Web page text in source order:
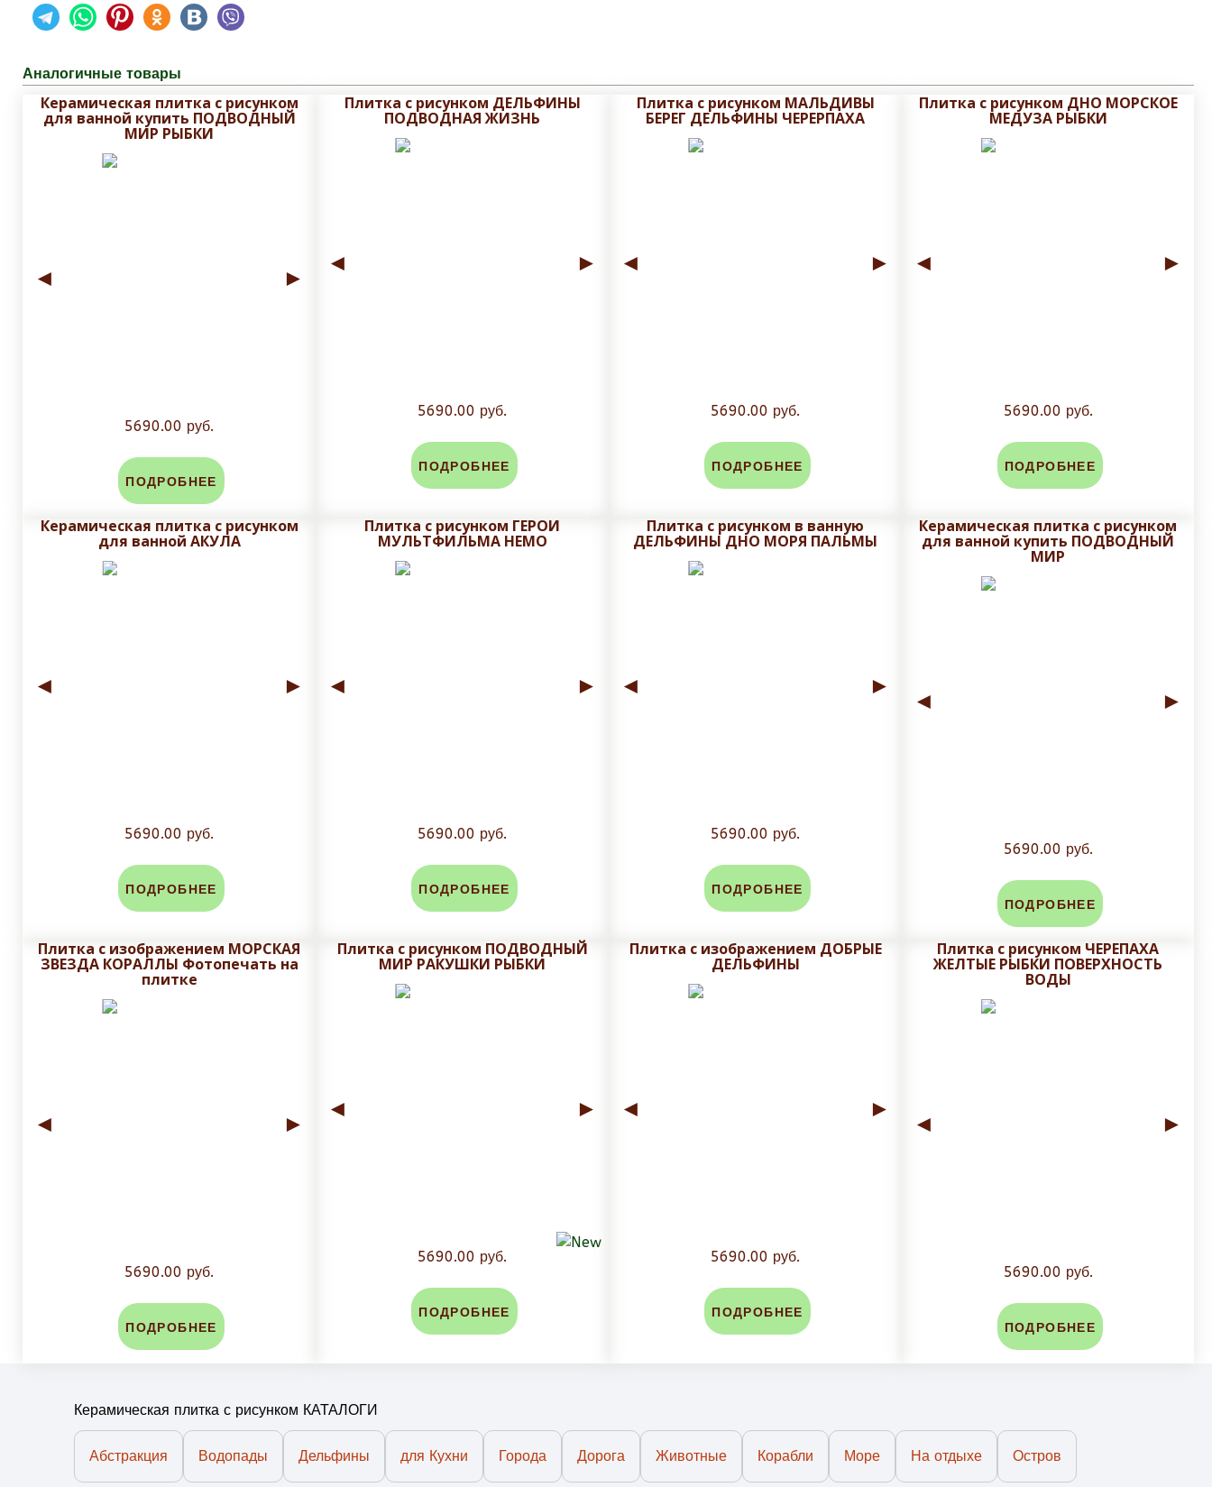
Аналогичные товары
Керамическая плитка с рисунком
для ванной купить ПОДВОДНЫЙ
МИР РЫБКИ
◄ ►
5690.00 руб.
ПОДРОБНЕЕ
Плитка с рисунком ДЕЛЬФИНЫ
ПОДВОДНАЯ ЖИЗНЬ
◄ ►
5690.00 руб.
ПОДРОБНЕЕ
Плитка с рисунком МАЛЬДИВЫ
БЕРЕГ ДЕЛЬФИНЫ ЧЕРЕРПАХА
◄ ►
5690.00 руб.
ПОДРОБНЕЕ
Плитка с рисунком ДНО МОРСКОЕ
МЕДУЗА РЫБКИ
◄ ►
5690.00 руб.
ПОДРОБНЕЕ
Керамическая плитка с рисунком
для ванной АКУЛА
◄ ►
5690.00 руб.
ПОДРОБНЕЕ
Плитка с рисунком ГЕРОИ
МУЛЬТФИЛЬМА НЕМО
◄ ►
5690.00 руб.
ПОДРОБНЕЕ
Плитка с рисунком в ванную
ДЕЛЬФИНЫ ДНО МОРЯ ПАЛЬМЫ
◄ ►
5690.00 руб.
ПОДРОБНЕЕ
Керамическая плитка с рисунком
для ванной купить ПОДВОДНЫЙ
МИР
◄ ►
5690.00 руб.
ПОДРОБНЕЕ
Плитка с изображением МОРСКАЯ
ЗВЕЗДА КОРАЛЛЫ Фотопечать на
плитке
◄ ►
5690.00 руб.
ПОДРОБНЕЕ
Плитка с рисунком ПОДВОДНЫЙ
МИР РАКУШКИ РЫБКИ
◄ ►
5690.00 руб.
ПОДРОБНЕЕ
Плитка с изображением ДОБРЫЕ
ДЕЛЬФИНЫ
◄ ►
5690.00 руб.
ПОДРОБНЕЕ
Плитка с рисунком ЧЕРЕПАХА
ЖЕЛТЫЕ РЫБКИ ПОВЕРХНОСТЬ
ВОДЫ
◄ ►
5690.00 руб.
ПОДРОБНЕЕ
Керамическая плитка с рисунком КАТАЛОГИ
Абстракция Водопады Дельфины для Кухни Города Дорога Животные Корабли Море На отдыхе Остров